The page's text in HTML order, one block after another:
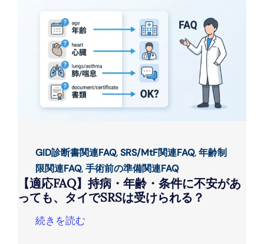
GID診断書関連FAQ,SRS/MtF関連FAQ,年齢制
限関連FAQ,手術前の準備関連FAQ
【適応FAQ】持病・年齢・条件に不安があ
っても、タイでSRSは受けられる？
続きを読む